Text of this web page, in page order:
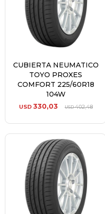
CUBIERTA NEUMATICO
TOYO PROXES
COMFORT 225/60R18
104W
USD 330,03 USD402,48